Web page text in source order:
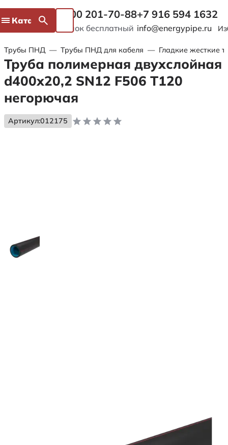
Каталог 8 800 201-70-88
Звонок бесплатный
+7 916 594 1632
info@energypipe.ru
Трубы ПНД — Трубы ПНД для кабеля — Гладкие жесткие
Труба полимерная двухслойная
d400х20,2 SN12 F506 Т120
негорючая
Артикул:012175